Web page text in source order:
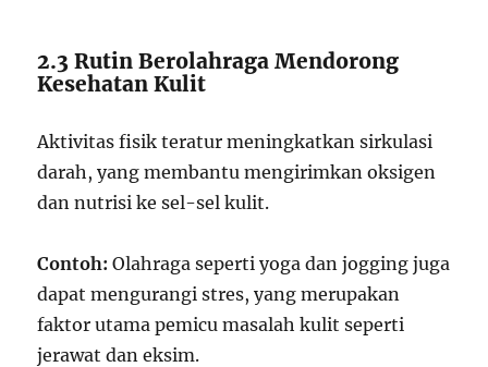
2.3 Rutin Berolahraga Mendorong
Kesehatan Kulit
Aktivitas fisik teratur meningkatkan sirkulasi
darah, yang membantu mengirimkan oksigen
dan nutrisi ke sel-sel kulit.
Contoh: Olahraga seperti yoga dan jogging juga
dapat mengurangi stres, yang merupakan
faktor utama pemicu masalah kulit seperti
jerawat dan eksim.